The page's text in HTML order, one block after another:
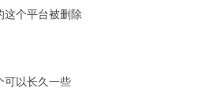
这个平台被删除
可以长久一些